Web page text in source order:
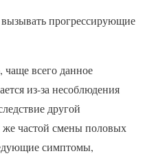
прогрессирующие
чаще всего данное
из-за несоблюдения
другой
частой смены половых
симптомы,